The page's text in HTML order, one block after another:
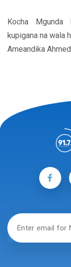
Kocha Mgunda
kupigana na wala
Ameandika